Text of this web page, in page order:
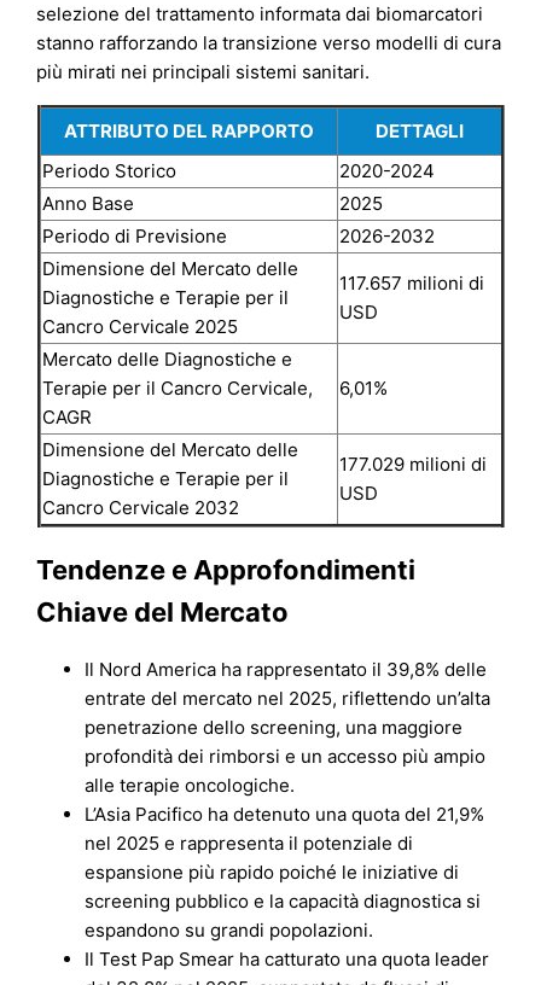
selezione del trattamento informata dai biomarcatori
stanno rafforzando la transizione verso modelli di cura
più mirati nei principali sistemi sanitari.
ATTRIBUTO DEL RAPPORTO
DETTAGLI
Periodo Storico
2020-2024
Anno Base
2025
Periodo di Previsione
2026-2032
Dimensione del Mercato delle
Diagnostiche e Terapie per il
Cancro Cervicale 2025
117.657 milioni di
USD
Mercato delle Diagnostiche e
Terapie per il Cancro Cervicale,
CAGR
6,01%
Dimensione del Mercato delle
Diagnostiche e Terapie per il
Cancro Cervicale 2032
177.029 milioni di
USD
Tendenze e Approfondimenti
Chiave del Mercato
Il Nord America ha rappresentato il 39,8% delle
entrate del mercato nel 2025, riflettendo un’alta
penetrazione dello screening, una maggiore
profondità dei rimborsi e un accesso più ampio
alle terapie oncologiche.
L’Asia Pacifico ha detenuto una quota del 21,9%
nel 2025 e rappresenta il potenziale di
espansione più rapido poiché le iniziative di
screening pubblico e la capacità diagnostica si
espandono su grandi popolazioni.
Il Test Pap Smear ha catturato una quota leader